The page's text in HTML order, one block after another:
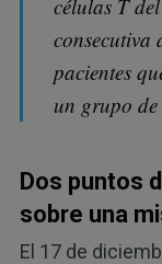
células T
consecutiva
pacientes
un grupo
Dos puntos
sobre una
El 17 de